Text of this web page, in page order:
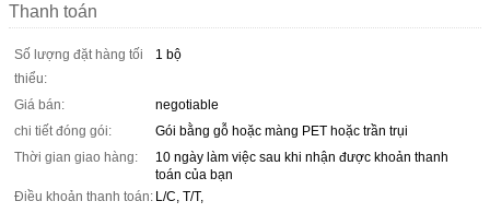
Thanh toán
Số lượng đặt hàng tối
thiểu:
1 bộ
Giá bán:
negotiable
chi tiết đóng gói:
Gói bằng gỗ hoặc màng PET hoặc trần trụi
Thời gian giao hàng:
10 ngày làm việc sau khi nhận được khoản thanh
toán của bạn
Điều khoản thanh toán: L/C, T/T,